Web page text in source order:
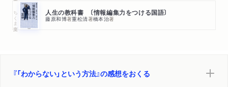
ちくま文庫 人生の教科書 〔情報編集力をつける国語〕
藤原和博著重松清著橋本治著
『「わからない」という方法』の感想をおくる